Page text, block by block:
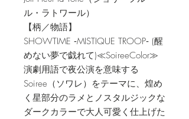
ル・ラトワール）
【柄／物語】
SHOWTIME ‐MISTIQUE TROOP‐ (醒
めない夢で戯れて)≪SoireeColor≫
演劇用語で夜公演を意味する
Soiree（ソワレ）をテーマに、煌め
く星部分のラメとノスタルジックな
ダークカラーで大人可愛く仕上げた